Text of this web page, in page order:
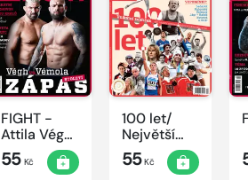
FIGHT -
Attila Végh
vs. Karlos
Vémola
55Kč
100 let/
Největší
okamžiky
českého
55Kč